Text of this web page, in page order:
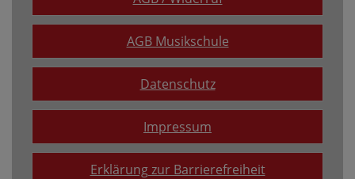
AGB Musikschule
Datenschutz
Impressum
Erklärung zur Barrierefreiheit